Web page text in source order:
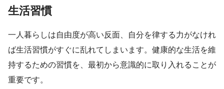
生活習慣
一人暮らしは自由度が高い反面、自分を律する力がなけれ
ば生活習慣がすぐに乱れてしまいます。健康的な生活を維
持するための習慣を、最初から意識的に取り入れることが
重要です。